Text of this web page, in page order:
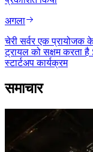
अगला
चेरी सर्वर एक प्रायोजक
ट्रायल को सक्षम करता
स्टार्टअप कार्यक्रम
समाचार